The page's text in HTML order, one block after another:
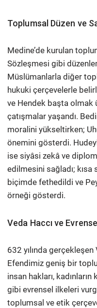
Toplumsal Düzen ve
Medine’de kurulan
Sözleşmesi gibi
Müslümanlarla diğer
hukuki çerçevelerle
ve Hendek başta olmak
çatışmalar yaşandı.
moralini yükseltirken;
önemini gösterdi.
ise siyâsi zekâ ve
edilmesini sağladı; kısa
biçimde fethedildi ve
örneği gösterdi.
Veda Haccı ve
632 yılında
Efendimiz geniş bir
insan hakları,
gibi evrensel ilkeleri
toplumsal ve etik